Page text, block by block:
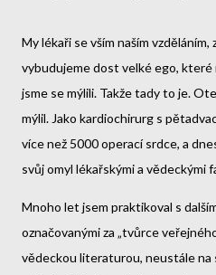
My lékaři se vším naším
vybudujeme dost velké ego, které
jsme se mýlili. Takže tady to je.
mýlil. Jako kardiochirurg s
více než 5000 operací srdce, a
svůj omyl lékařskými a vědeckými
Mnoho let jsem praktikoval s
označovanými za „tvůrce
vědeckou literaturou, neustále na